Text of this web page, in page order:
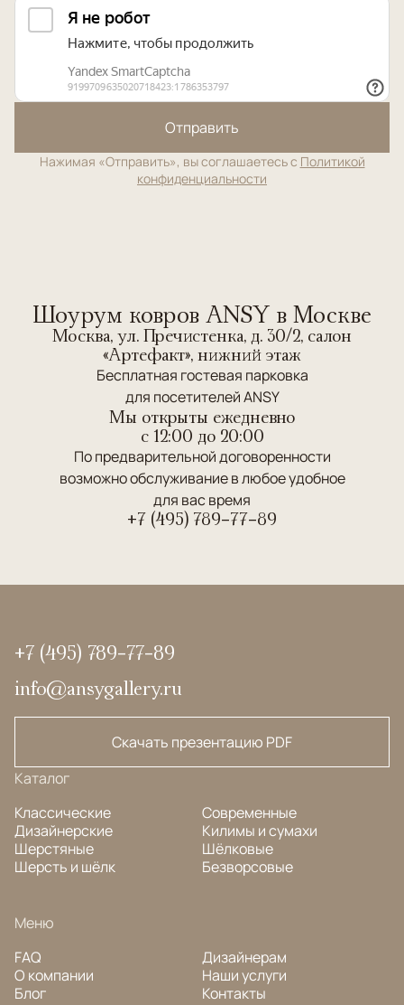
Отправить
Нажимая «Отправить», вы соглашаетесь с Политикой
конфиденциальности
Шоурум ковров ANSY в Москве
Москва, ул. Пречистенка, д. 30/2, салон
«Артефакт», нижний этаж
Бесплатная гостевая парковка
для посетителей ANSY
Мы открыты ежедневно
c 12:00 до 20:00
По предварительной договоренности
возможно обслуживание в любое удобное
для вас время
+7 (495) 789-77-89
+7 (495) 789-77-89
info@ansygallery.ru
Скачать презентацию PDF
Каталог
Классические
Дизайнерские
Шерстяные
Шерсть и шёлк
Современные
Килимы и сумахи
Шёлковые
Безворсовые
Меню
FAQ
О компании
Блог
Дизайнерам
Наши услуги
Контакты